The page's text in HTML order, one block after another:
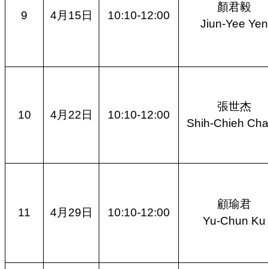
9 4月15日 10:10-12:00
顏君毅
Jiun-Yee Yen
10 4月22日 10:10-12:00
張世杰
Shih-Chieh
11 4月29日 10:10-12:00
顧瑜君
Yu-Chun Ku